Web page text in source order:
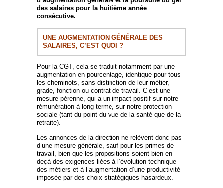
des salaires pour la huitième année
consécutive.
UNE AUGMENTATION GÉNÉRALE DES
SALAIRES, C’EST QUOI ?
Pour la CGT, cela se traduit notamment par une
augmentation en pourcentage, identique pour tous
les cheminots, sans distinction de leur métier,
grade, fonction ou contrat de travail. C’est une
mesure pérenne, qui a un impact positif sur notre
rémunération à long terme, sur notre protection
sociale (tant du point du vue de la santé que de la
retraite).
Les annonces de la direction ne relèvent donc pas
d’une mesure générale, sauf pour les primes de
travail, bien que les propositions soient bien en
deçà des exigences liées à l’évolution technique
des métiers et à l’augmentation d’une productivité
imposée par des choix stratégiques hasardeux.